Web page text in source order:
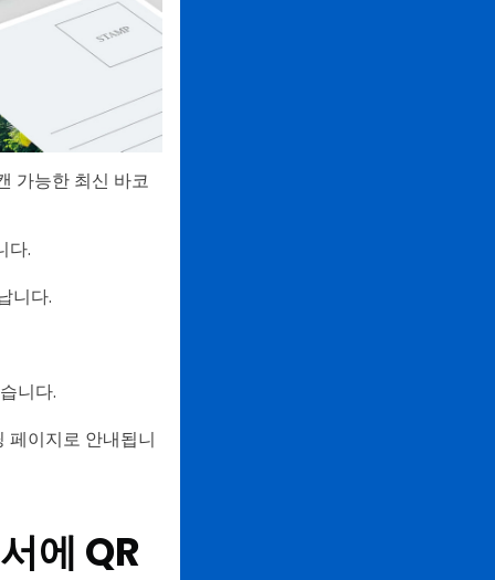
가능한 최신 바코
다.
니다.
니다.
페이지로 안내됩니
에 QR